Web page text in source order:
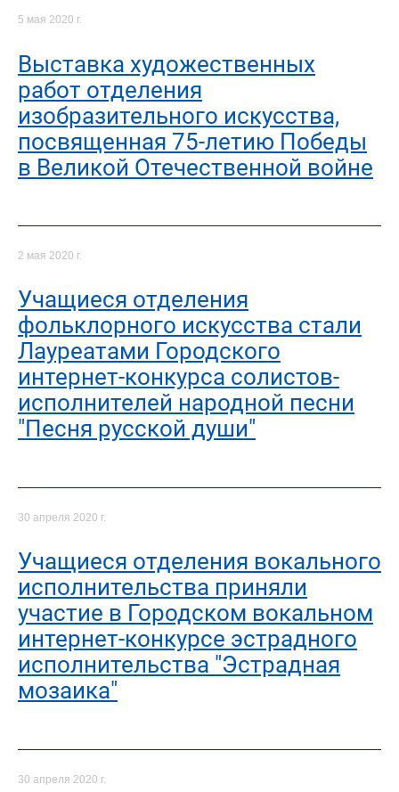
5 мая 2020 г.
Выставка художественных
работ отделения
изобразительного искусства,
посвященная 75-летию Победы
в Великой Отечественной войне
2 мая 2020 г.
Учащиеся отделения
фольклорного искусства стали
Лауреатами Городского
интернет-конкурса солистов-
исполнителей народной песни
"Песня русской души"
30 апреля 2020 г.
Учащиеся отделения вокального
исполнительства приняли
участие в Городском вокальном
интернет-конкурсе эстрадного
исполнительства "Эстрадная
мозаика"
30 апреля 2020 г.